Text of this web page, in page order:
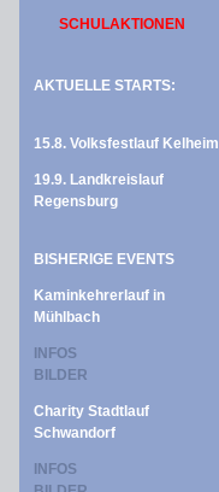
SCHULAKTIONEN
AKTUELLE STARTS:
15.8. Volksfestlauf Kelheim
19.9. Landkreislauf
Regensburg
BISHERIGE EVENTS
Kaminkehrerlauf in
Mühlbach
INFOS
BILDER
Charity Stadtlauf
Schwandorf
INFOS